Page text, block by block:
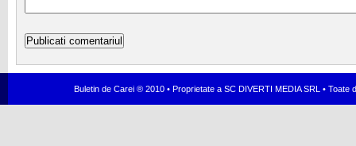
Buletin de Carei ® 2010 • Proprietate a SC DIVERTI MEDIA SRL •